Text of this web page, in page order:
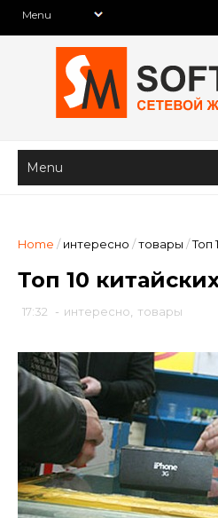
Home / интересно /товары /Топ
Топ 10
17:32 - интересно товары